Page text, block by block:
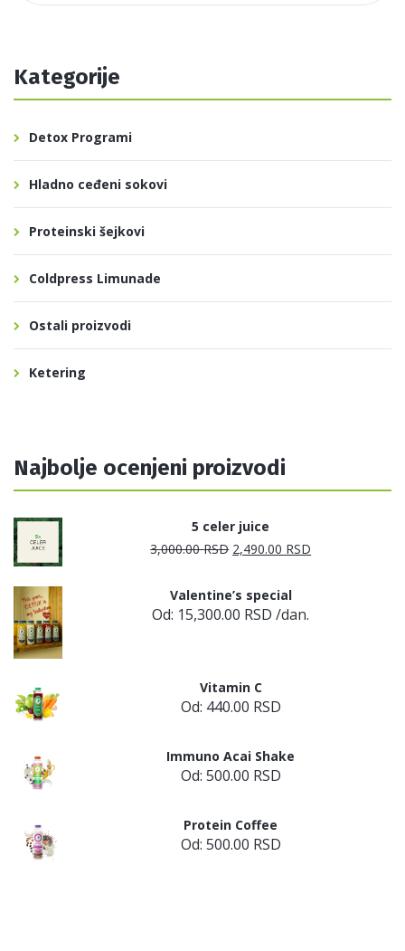
Kategorije
Detox Programi
Hladno ceđeni sokovi
Proteinski šejkovi
Coldpress Limunade
Ostali proizvodi
Ketering
Najbolje ocenjeni proizvodi
5 celer juice
3,000.00RSD Originalna
je
2,490.00 RSD
Valentine’s special
Od: 15,300.00 RSD /dan.
Vitamin C
Od: 440.00 RSD
Immuno Acai Shake
Od: 500.00 RSD
Protein Coffee
Od: 500.00 RSD